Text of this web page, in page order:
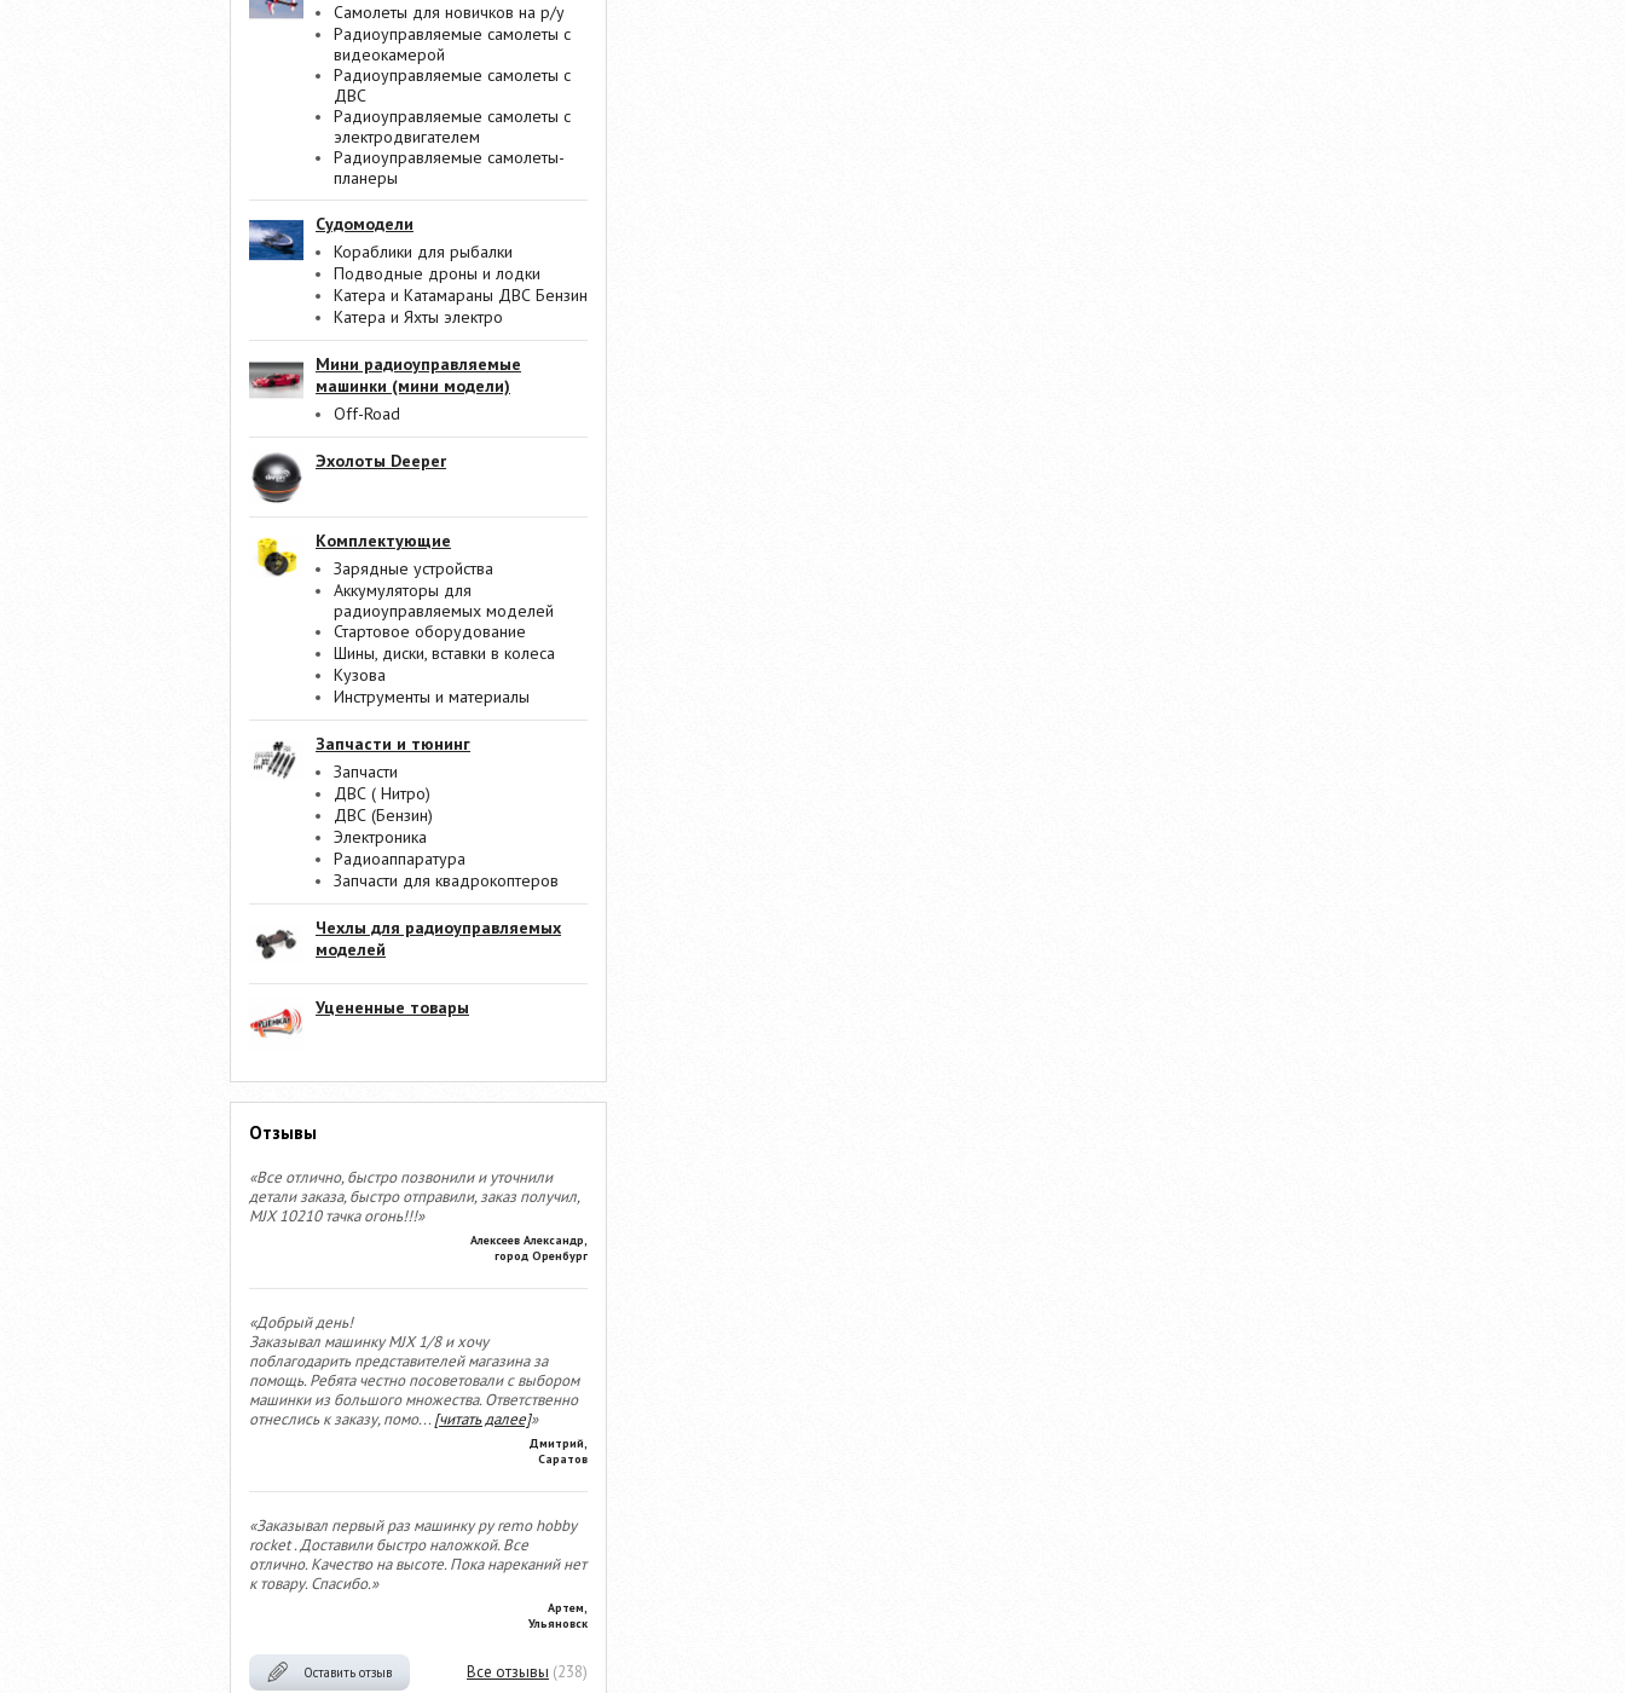
Самолеты для новичков на р/у
Радиоуправляемые самолеты с
видеокамерой
Радиоуправляемые самолеты с
ДВС
Радиоуправляемые самолеты с
электродвигателем
Радиоуправляемые самолеты-
планеры
Судомодели
Кораблики для рыбалки
Подводные дроны и лодки
Катера и Катамараны ДВС Бензин
Катера и Яхты электро
Мини радиоуправляемые
машинки (мини модели)
Off-Road
Эхолоты Deeper
Комплектующие
Зарядные устройства
Аккумуляторы для
радиоуправляемых моделей
Стартовое оборудование
Шины, диски, вставки в колеса
Кузова
Инструменты и материалы
Запчасти и тюнинг
Запчасти
ДВС ( Нитро)
ДВС (Бензин)
Электроника
Радиоаппаратура
Запчасти для квадрокоптеров
Чехлы для радиоуправляемых
моделей
Уцененные товары
Отзывы
«Все отлично, быстро позвонили и уточнили
детали заказа, быстро отправили, заказ получил,
MJX 10210 тачка огонь!!!»
Алексеев Александр,
город Оренбург
«Добрый день!
Заказывал машинку MJX 1/8 и хочу
поблагодарить представителей магазина за
помощь. Ребята честно посоветовали с выбором
машинки из большого множества. Ответственно
отнеслись к заказу, помо...[читать далее]»
Дмитрий,
Саратов
«Заказывал первый раз машинку ру remo hobby
rocket . Доставили быстро наложкой. Все
отлично. Качество на высоте. Пока нареканий нет
к товару. Спасибо.»
Артем,
Ульяновск
Оставить отзыв Все отзывы (238)